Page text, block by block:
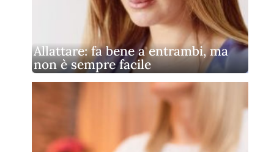
Allattare: fa bene a entrambi, ma
non è sempre facile